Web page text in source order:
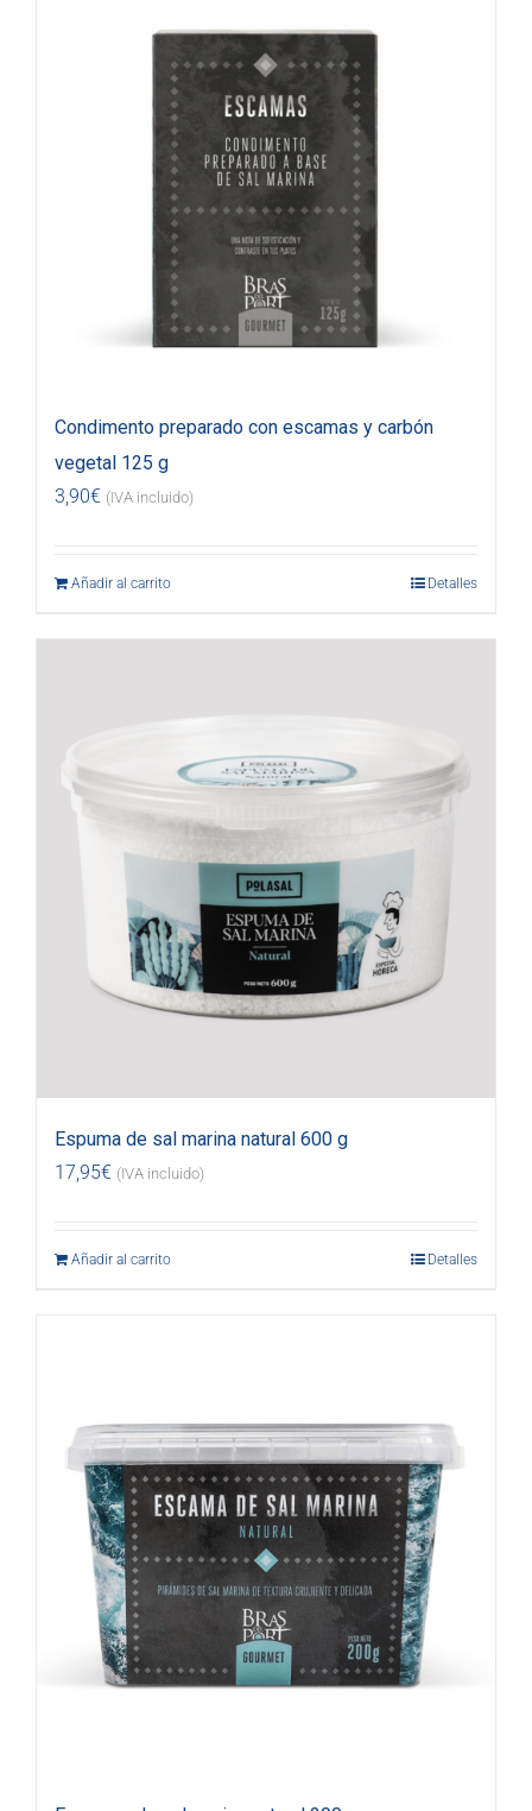
Condimento preparado con escamas y carbón
vegetal 125 g
3,90€ (IVA incluido)
Añadir al carrito Detalles
Espuma de sal marina natural 600 g
17,95€ (IVA incluido)
Añadir al carrito Detalles